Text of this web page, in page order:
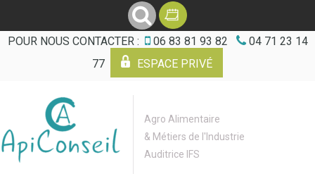
POUR NOUS CONTACTER : 06 83 81 93 82
04 71 23 14
77
ESPACE PRIVÉ
Agro Alimentaire
& Métiers de l'Industrie
Auditrice IFS